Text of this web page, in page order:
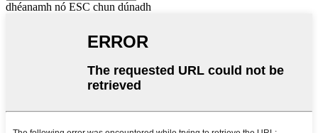
dhéanamh nó ESC chun dúnadh